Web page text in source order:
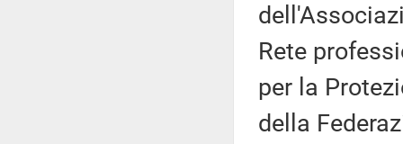
Rete
per la
della